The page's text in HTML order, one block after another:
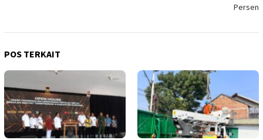
Persen
POS TERKAIT